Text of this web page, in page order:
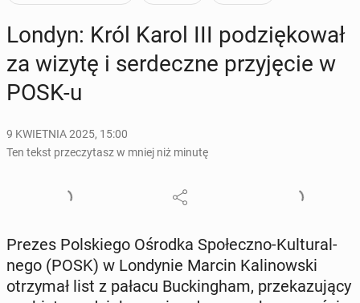
Londyn: Król Karol III po­dzię­ko­wał
za wizytę i ser­decz­ne przy­ję­cie w
POSK-u
9 KWIETNIA 2025, 15:00
Ten tekst przeczytasz w mniej niż minutę
Prezes Pol­skie­go Ośrodka Spo­łecz­no-Kul­tu­ral­
ne­go (POSK) w Lon­dy­nie Marcin Ka­li­now­ski
otrzy­mał list z pałacu Buc­kin­gham, prze­ka­zu­ją­cy